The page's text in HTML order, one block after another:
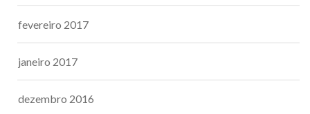
fevereiro 2017
janeiro 2017
dezembro 2016